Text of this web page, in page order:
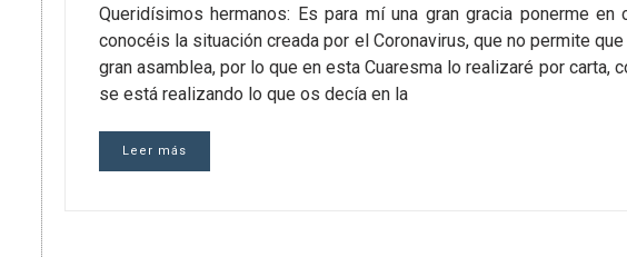
Queridísimos hermanos: Es para mí una gran gracia ponerme
conocéis la situación creada por el Coronavirus, que no permite
gran asamblea, por lo que en esta Cuaresma lo realizaré por carta,
se está realizando lo que os decía en la
Leer más